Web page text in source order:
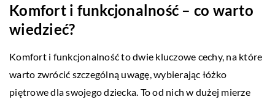
Komfort i funkcjonalność – co warto
wiedzieć?
Komfort i funkcjonalność to dwie kluczowe cechy, na które
warto zwrócić szczególną uwagę, wybierając łóżko
piętrowe dla swojego dziecka. To od nich w dużej mierze